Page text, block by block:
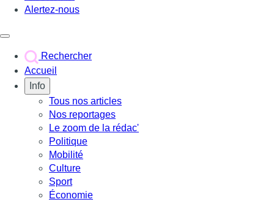
Alertez-nous
Rechercher
Accueil
Info
Tous nos articles
Nos reportages
Le zoom de la rédac'
Politique
Mobilité
Culture
Sport
Économie